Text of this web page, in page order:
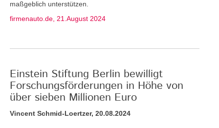
maßgeblich unterstützen.
firmenauto.de, 21.August 2024
Einstein Stiftung Berlin bewilligt
Forschungsförderungen in Höhe von
über sieben Millionen Euro
Vincent Schmid-Loertzer, 20.08.2024